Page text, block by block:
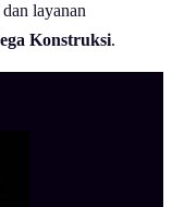
dan layanan
Konstruksi.